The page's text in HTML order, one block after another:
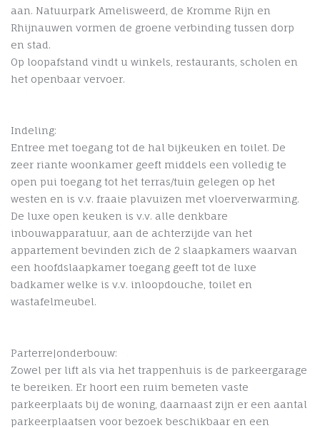
aan. Natuurpark Amelisweerd, de Kromme Rijn en
Rhijnauwen vormen de groene verbinding tussen dorp
en stad.
Op loopafstand vindt u winkels, restaurants, scholen en
het openbaar vervoer.
Indeling:
Entree met toegang tot de hal bijkeuken en toilet. De
zeer riante woonkamer geeft middels een volledig te
open pui toegang tot het terras/tuin gelegen op het
westen en is v.v. fraaie plavuizen met vloerverwarming.
De luxe open keuken is v.v. alle denkbare
inbouwapparatuur, aan de achterzijde van het
appartement bevinden zich de 2 slaapkamers waarvan
een hoofdslaapkamer toegang geeft tot de luxe
badkamer welke is v.v. inloopdouche, toilet en
wastafelmeubel.
Parterre|onderbouw:
Zowel per lift als via het trappenhuis is de parkeergarage
te bereiken. Er hoort een ruim bemeten vaste
parkeerplaats bij de woning, daarnaast zijn er een aantal
parkeerplaatsen voor bezoek beschikbaar en een